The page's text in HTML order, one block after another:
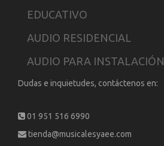
EDUCATIVO
AUDIO RESIDENCIAL
AUDIO PARA INSTALACIÓN
Dudas e inquietudes, contáctenos en:
01 951 516 6990
tienda@musicalesyaee.com